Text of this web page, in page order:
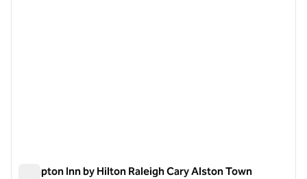
Hampton Inn by Hilton Raleigh Cary Alston Town